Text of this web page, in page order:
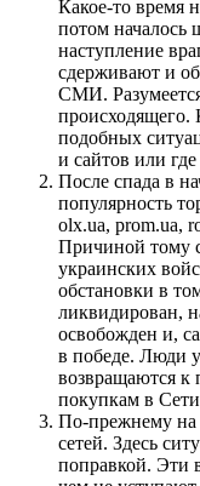
Какое-то время
потом началось
наступление
сдерживают и
СМИ.
происходящего.
подобных
и сайтов или
После спада в
популярность
olx.ua, prom.ua,
Причиной тому
украинских
обстановки в
ликвидирован,
освобожден и,
в победе. Люди
возвращаются
покупкам в
По-прежнему на
сетей. Здесь
поправкой. Эти